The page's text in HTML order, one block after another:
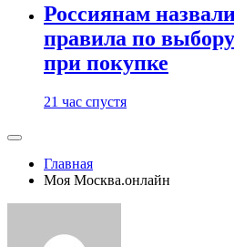
Россиянам
правила по
при покупке
21 час спустя
Главная
Моя Москва.онлайн